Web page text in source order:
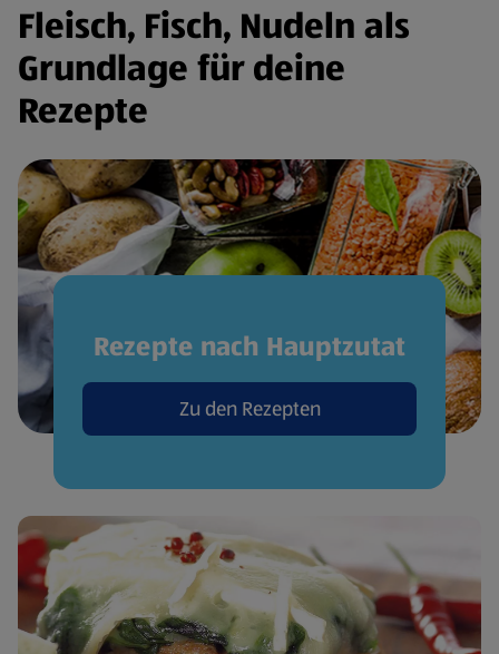
Fleisch, Fisch, Nudeln als
Grundlage für deine
Rezepte
Rezepte nach Hauptzutat
Zu den Rezepten